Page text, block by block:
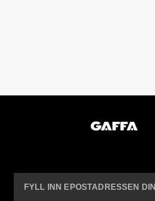
FYLL INN EPOSTADRESSEN DIN